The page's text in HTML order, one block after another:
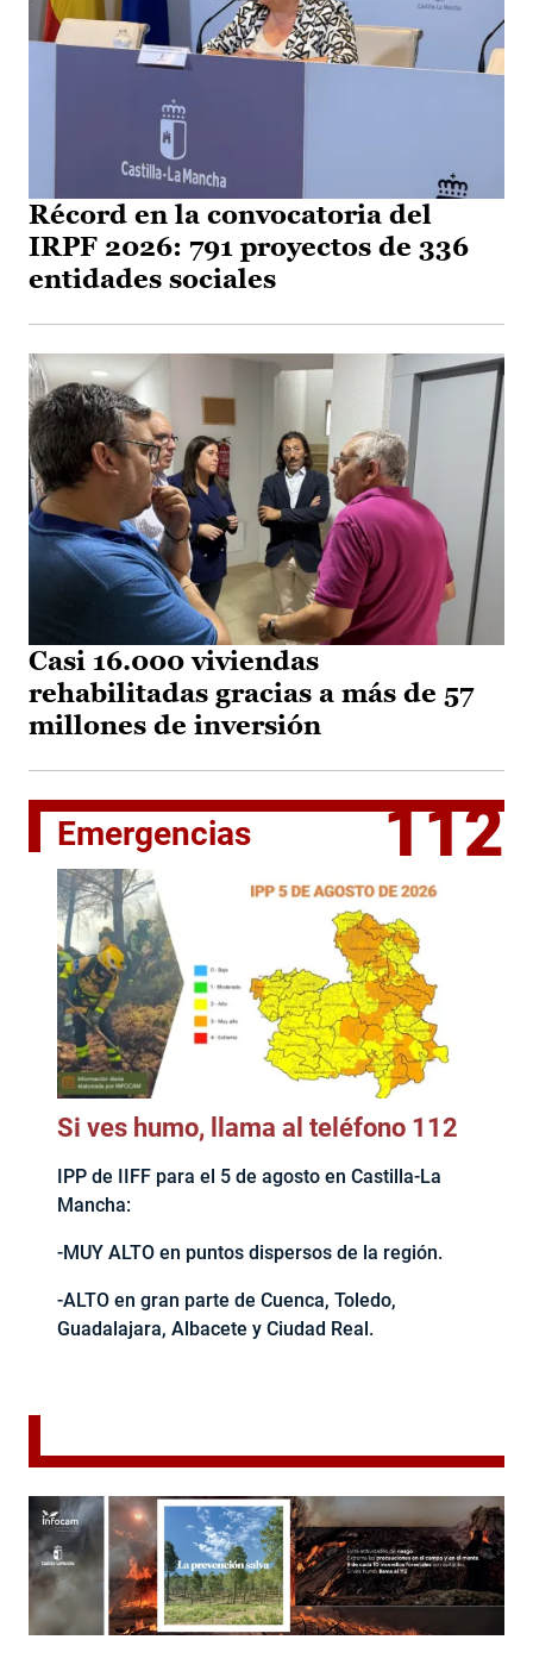
Récord en la convocatoria del
IRPF 2026: 791 proyectos de 336
entidades sociales
Casi 16.000 viviendas
rehabilitadas gracias a más de 57
millones de inversión
Emergencias 112
Si ves humo, llama al teléfono 112
IPP de IIFF para el 5 de agosto en Castilla-La
Mancha:
-MUY ALTO en puntos dispersos de la región.
-ALTO en gran parte de Cuenca, Toledo,
Guadalajara, Albacete y Ciudad Real.